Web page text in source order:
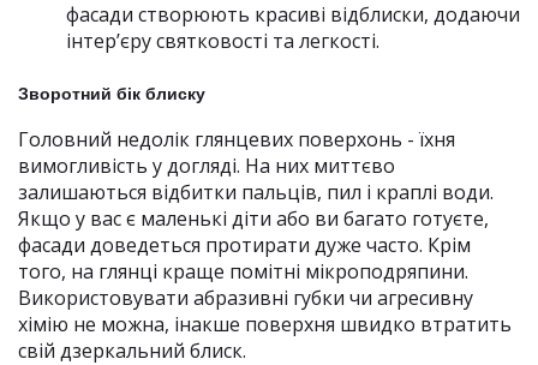
фасади створюють красиві відблиски, додаючи
інтер’єру святковості та легкості.
Зворотний бік блиску
Головний недолік глянцевих поверхонь - їхня
вимогливість у догляді. На них миттєво
залишаються відбитки пальців, пил і краплі води.
Якщо у вас є маленькі діти або ви багато готуєте,
фасади доведеться протирати дуже часто. Крім
того, на глянці краще помітні мікроподряпини.
Використовувати абразивні губки чи агресивну
хімію не можна, інакше поверхня швидко втратить
свій дзеркальний блиск.